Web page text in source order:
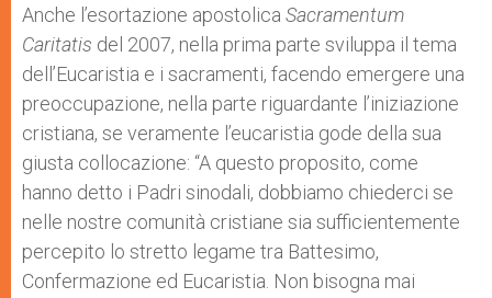
Anche l’esortazione apostolica Sacramentum
Caritatis del 2007, nella prima parte sviluppa il tema
dell’Eucaristia e i sacramenti, facendo emergere una
preoccupazione, nella parte riguardante l’iniziazione
cristiana, se veramente l’eucaristia gode della sua
giusta collocazione: “A questo proposito, come
hanno detto i Padri sinodali, dobbiamo chiederci se
nelle nostre comunità cristiane sia sufficientemente
percepito lo stretto legame tra Battesimo,
Confermazione ed Eucaristia. Non bisogna mai